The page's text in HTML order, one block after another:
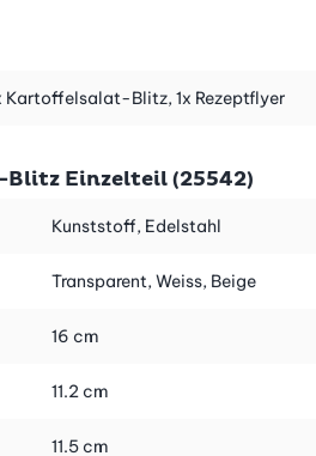
dann das Oberteil durch die Kartoffel.
die Zubereitung Ihrer Favoriten
Kartoffelsalat-Blitz, 1x Rezeptflyer
Einzelteil (25542)
Kunststoff, Edelstahl
Transparent, Weiss, Beige
16 cm
11.2 cm
11.5 cm